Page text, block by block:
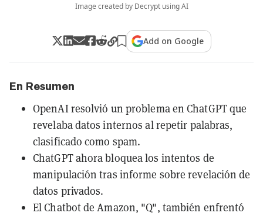
Image created by Decrypt using AI
Add on Google
En Resumen
OpenAI resolvió un problema en ChatGPT que
revelaba datos internos al repetir palabras,
clasificado como spam.
ChatGPT ahora bloquea los intentos de
manipulación tras informe sobre revelación de
datos privados.
El Chatbot de Amazon, "Q", también enfrentó